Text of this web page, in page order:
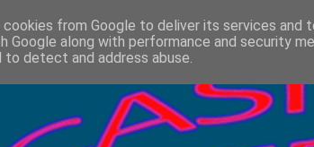
from Google to deliver its services and
Google along with performance and security
detect and address abuse.